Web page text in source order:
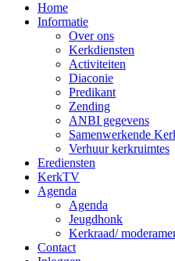
Home
Informatie
Over ons
Kerkdiensten
Activiteiten
Diaconie
Predikant
Zending
ANBI gegevens
Samenwerkende
Verhuur kerkruimtes
Erediensten
KerkTV
Agenda
Agenda
Jeugdhonk
Kerkraad/
Contact